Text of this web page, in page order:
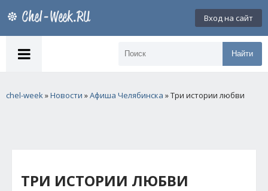
Вход на сайт
Найти
chel-week»Новости »Афиша Челябинска » Три истории любви
ТРИ ИСТОРИИ ЛЮБВИ